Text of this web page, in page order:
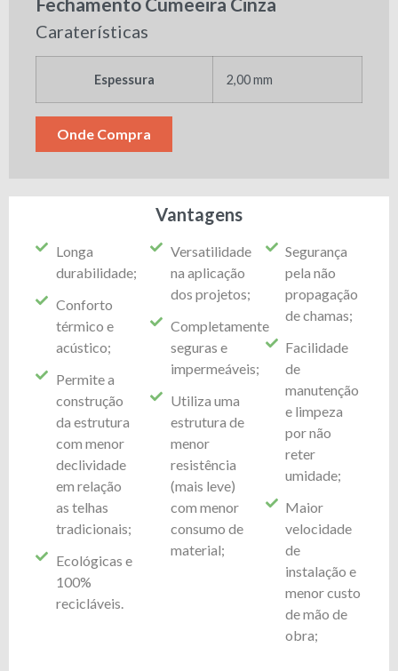
Caraterísticas
Espessura 2,00 mm
Onde Compra
Vantagens
Longa
durabilidade;
Conforto
térmico e
acústico;
Permite a
construção
da estrutura
com menor
declividade
em relação
as telhas
tradicionais;
Ecológicas e
100%
recicláveis.
Versatilidade
na aplicação
dos projetos;
Completamente
seguras e
impermeáveis;
Utiliza uma
estrutura de
menor
resistência
(mais leve)
com menor
consumo de
material;
Segurança
pela não
propagação
de chamas;
Facilidade
de
manutenção
e limpeza
por não
reter
umidade;
Maior
velocidade
de
instalação e
menor custo
de mão de
obra;